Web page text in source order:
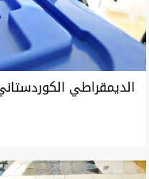
الديمقراطي